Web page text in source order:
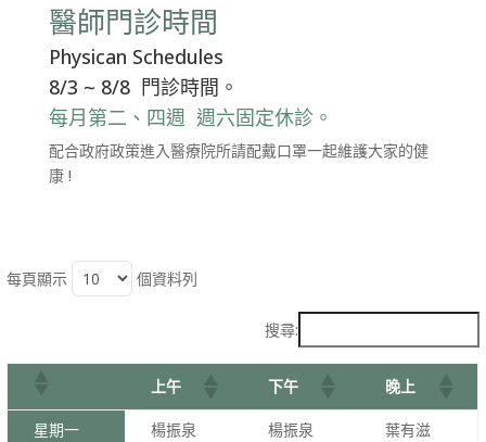
醫師門診時間
Physican Schedules
8/3 ~ 8/8 門診時間。
每月第二、四週 週六固定休診。
配合政府政策進入醫療院所請配戴口罩一起維護大家的健
康 !
每頁顯示 個資料列
搜尋:
上午 下午 晚上
星期一
楊振泉
楊振泉
葉有滋